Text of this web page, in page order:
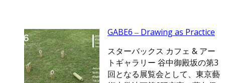
GABE6 ‒ Drawing as Practice
スターバックス カフェ & アー
トギャラリー 谷中御殿坂の第3
回となる展覧会として、東京藝